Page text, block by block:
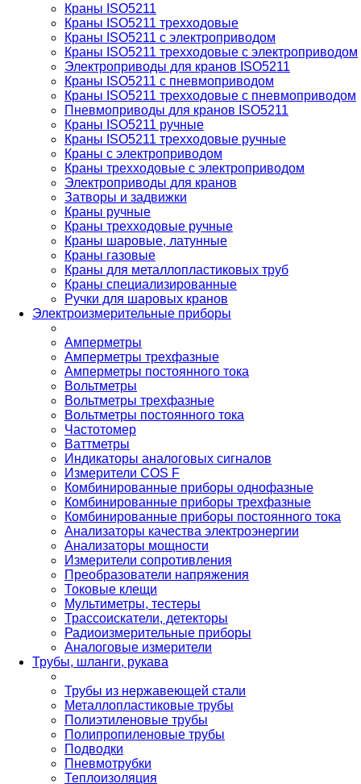
Краны ISO5211
Краны ISO5211 трехходовые
Краны ISO5211 с электроприводом
Краны ISO5211 трехходовые с электроприводом
Электроприводы для кранов ISO5211
Краны ISO5211 с пневмоприводом
Краны ISO5211 трехходовые с пневмоприводом
Пневмоприводы для кранов ISO5211
Краны ISO5211 ручные
Краны ISO5211 трехходовые ручные
Краны с электроприводом
Краны трехходовые с электроприводом
Электроприводы для кранов
Затворы и задвижки
Краны ручные
Краны трехходовые ручные
Краны шаровые, латунные
Краны газовые
Краны для металлопластиковых труб
Краны специализированные
Ручки для шаровых кранов
Электроизмерительные приборы
Амперметры
Амперметры трехфазные
Амперметры постоянного тока
Вольтметры
Вольтметры трехфазные
Вольтметры постоянного тока
Частотомер
Ваттметры
Индикаторы аналоговых сигналов
Измерители COS F
Комбинированные приборы однофазные
Комбинированные приборы трехфазные
Комбинированные приборы постоянного тока
Анализаторы качества электроэнергии
Анализаторы мощности
Измерители сопротивления
Преобразователи напряжения
Токовые клещи
Мультиметры, тестеры
Трассоискатели, детекторы
Радиоизмерительные приборы
Аналоговые измерители
Трубы, шланги, рукава
Трубы из нержавеющей стали
Металлопластиковые трубы
Полиэтиленовые трубы
Полипропиленовые трубы
Подводки
Пневмотрубки
Теплоизоляция